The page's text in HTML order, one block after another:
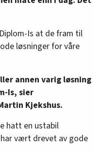
Is at de fram til
løsninger for våre
annen varig løsning
Is, sier
Kjekshus.
hatt en ustabil
vært drevet av gode